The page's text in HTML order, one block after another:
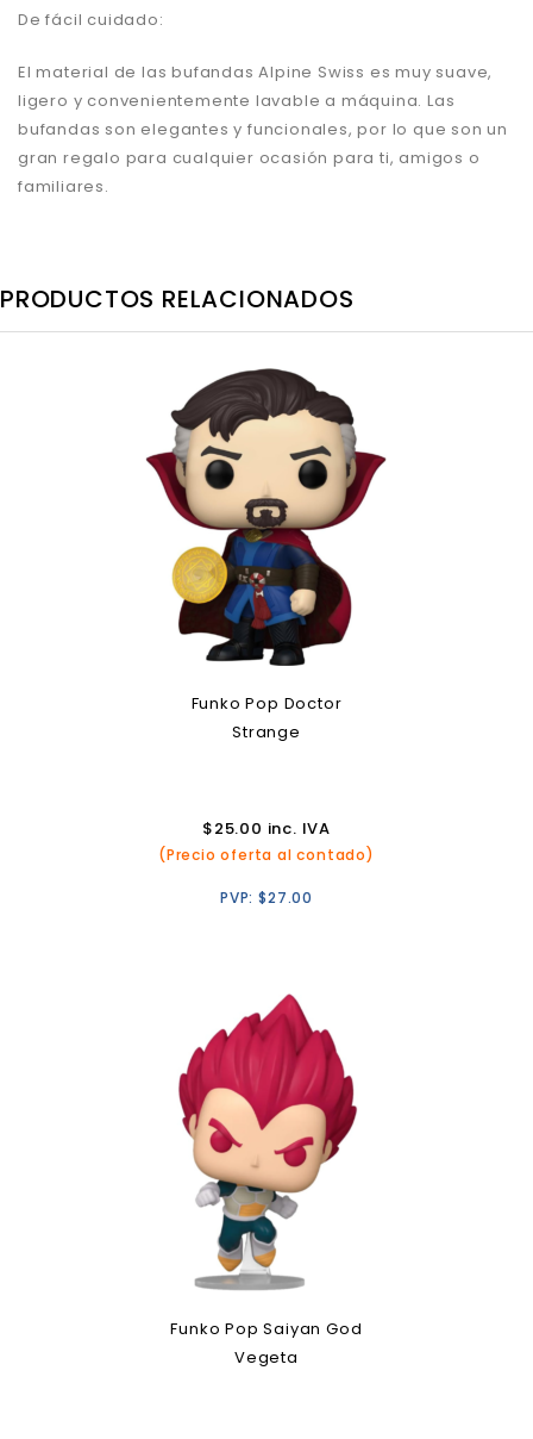
De fácil cuidado:
El material de las bufandas Alpine Swiss es muy suave,
ligero y convenientemente lavable a máquina. Las
bufandas son elegantes y funcionales, por lo que son un
gran regalo para cualquier ocasión para ti, amigos o
familiares.
PRODUCTOS RELACIONADOS
Funko Pop Doctor
Strange
$25.00 inc. IVA
(Precio oferta al contado)
PVP:$27.00
Funko Pop Saiyan God
Vegeta